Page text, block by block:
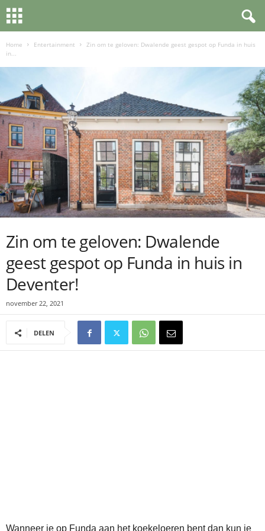
Home Entertainment
Zin om te geloven: Dwalende geest gespot op Funda in huis
in...
Zin om te geloven: Dwalende
geest gespot op Funda in huis in
Deventer!
november 22, 2021
DELEN
Wanneer je op Funda aan het koekeloeren bent dan kun je